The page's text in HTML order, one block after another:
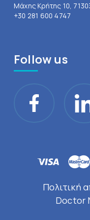
Μάχης Κρήτης 10,
+30 281 600 4747
Follow us
Πολιτική
Doctor